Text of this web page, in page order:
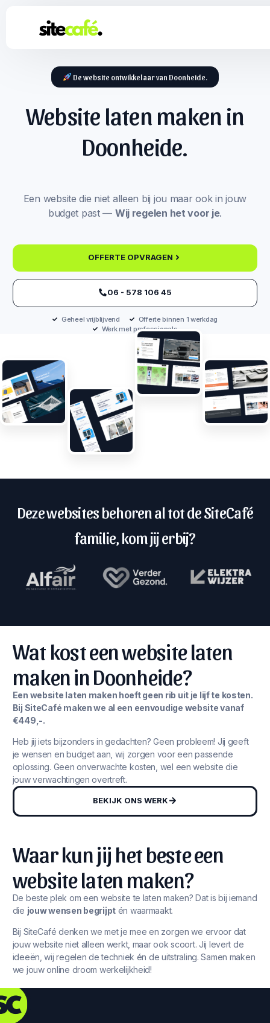
De website ontwikkelaar van Doonheide.
Website laten maken in
Doonheide.
Een website die niet alleen bij jou maar ook in jouw
budget past — Wij regelen het voor je.
OFFERTE OPVRAGEN
‪06 - 578 106 45‬
Geheel vrijblijvend
Offerte binnen 1 werkdag
Werk met professionals
Deze websites behoren al tot de SiteCafé
familie, kom jij erbij?
Wat kost een website laten
maken in Doonheide?
Een website laten maken hoeft geen rib uit je lijf te kosten.
Bij SiteCafé maken we al een eenvoudige website vanaf
€449,-.
Heb jij iets bijzonders in gedachten? Geen probleem! Jij geeft
je wensen en budget aan, wij zorgen voor een passende
oplossing. Geen onverwachte kosten, wel een website die
jouw verwachtingen overtreft.
BEKIJK ONS WERK
Waar kun jij het beste een
website laten maken?
De beste plek om een website te laten maken? Dat is bij iemand
die jouw wensen begrijpt én waarmaakt.
Bij SiteCafé denken we met je mee en zorgen we ervoor dat
jouw website niet alleen werkt, maar ook scoort. Jij levert de
ideeën, wij regelen de techniek én de uitstraling. Samen maken
we jouw online droom werkelijkheid!